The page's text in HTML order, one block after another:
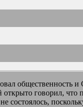
говорил, что